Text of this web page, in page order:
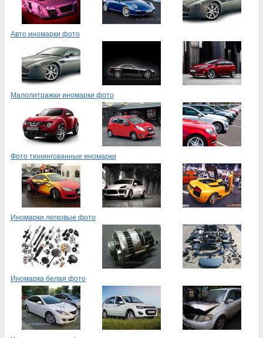
Авто иномарки фото
Малолитражки иномарки фото
Фото тюнингованные иномарки
Иномарки легковые фото
Иномарка белая фото